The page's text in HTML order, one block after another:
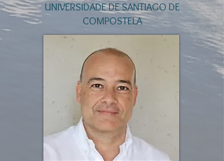
UNIVERSIDADE DE SANTIAGO DE
COMPOSTELA